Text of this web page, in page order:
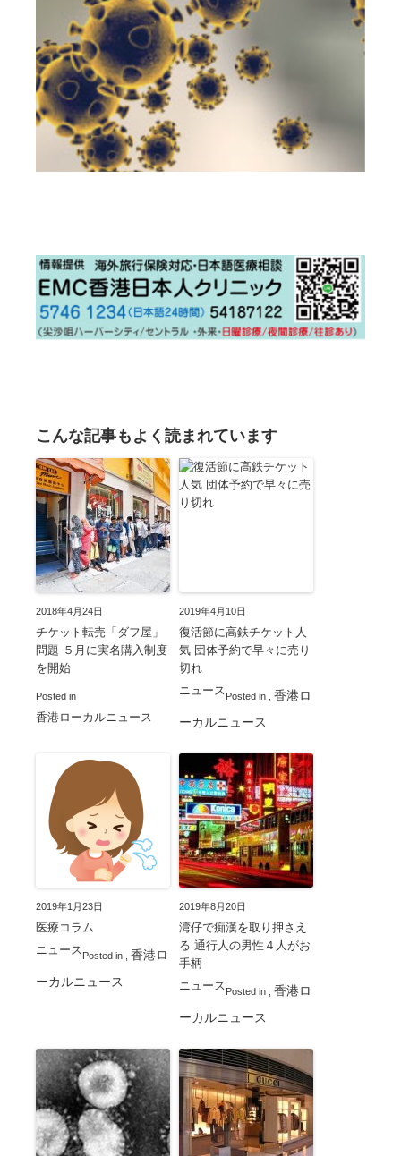
こんな記事もよく読まれています
2018年4月24日
チケット転売「ダフ屋」
問題 ５月に実名購入制度
を開始
Posted in
香港ローカルニュース
2019年4月10日
復活節に高鉄チケット人
気 団体予約で早々に売り
切れ
Posted in
ニュース
香港ロ
ーカルニュース
2019年1月23日
医療コラム
Posted in
ニュース
香港ロ
ーカルニュース
2019年8月20日
湾仔で痴漢を取り押さえ
る 通行人の男性４人がお
手柄
Posted in
ニュース
香港ロ
ーカルニュース